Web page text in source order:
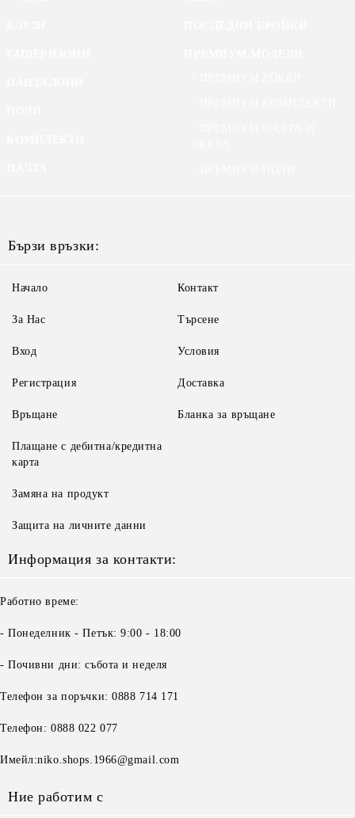
Бързи връзки:
Начало
За Нас
Вход
Регистрация
Контакт
Търсене
Условия
Доставка
Връщане
Плащане с дебитна/кредитна
карта
Замяна на продукт
Защита на личните данни
Бланка за връщане
Информация за контакти:
Работно време:
- Понеделник - Петък: 9:00 - 18:00
- Почивни дни: събота и неделя
Телефон за поръчки: 0888 714 171
Телефон: 0888 022 077
Имейл:niko.shops.1966@gmail.com
Ние работим с